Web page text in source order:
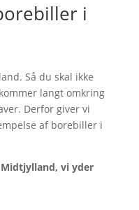
i
Så du skal ikke
langt omkring
Derfor giver vi
af borebiller i
vi yder